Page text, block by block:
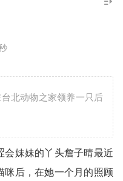
北动物之家领养一只后
会妹妹的丫头詹子晴最近
咪后，在她一个月的照顾